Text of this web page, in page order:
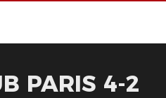
PARIS 4-2